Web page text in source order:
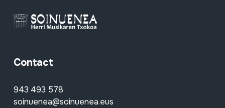
Contact
943 493 578
soinuenea@soinuenea.eus